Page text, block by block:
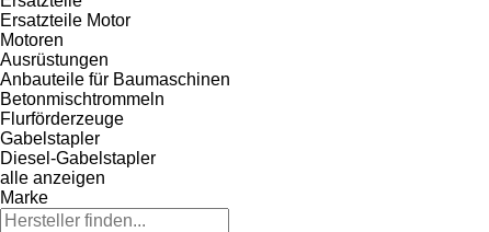
Ersatzteile Motor
Motoren
Ausrüstungen
Anbauteile für Baumaschinen
Betonmischtrommeln
Flurförderzeuge
Gabelstapler
Diesel-Gabelstapler
alle anzeigen
Marke